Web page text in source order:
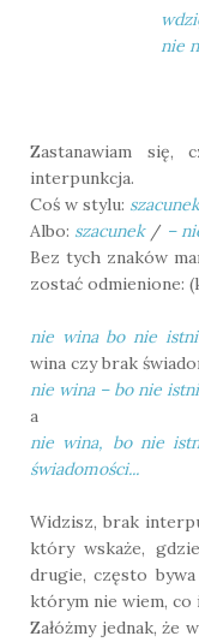
nie
Zastanawiam się,
interpunkcja.
Coś w stylu:
Albo: szacunek/ –
Bez tych znaków
zostać odmienione:
nie wina bo nie
wina czy brak
nie wina – bo nie
a
nie wina, bo nie
świadomości...
Widzisz, brak
który wskaże,
drugie, często
którym nie wiem, co
Załóżmy jednak, że